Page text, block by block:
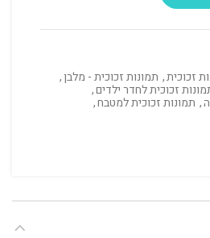
זכוכית, תמונות זכוכית - מלבן,
זכוכית לחדר ילדים,
, תמונות זכוכית למטבח,